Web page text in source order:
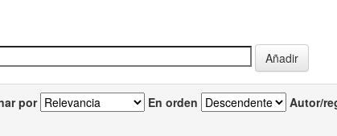
por En orden Autor/